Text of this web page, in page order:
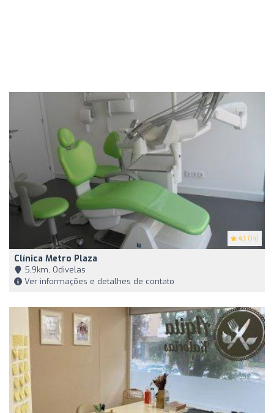
4.1 (14)
Clínica Metro Plaza
5,9km, Odivelas
Ver informações e detalhes de contato